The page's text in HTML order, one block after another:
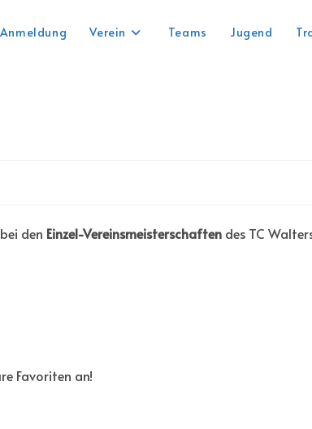
Anmeldung Verein Teams Jugend
den Einzel-Vereinsmeisterschaften des TC
Favoriten an!